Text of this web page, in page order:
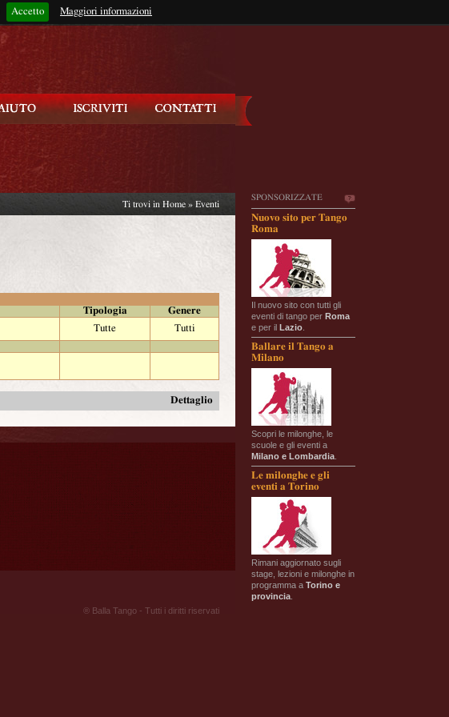
Accetto Maggiori informazioni
Rimani connesso?
SPONSORIZZATE
Nuovo sito per Tango
Roma
Il nuovo sito con tutti gli
eventi di tango per Roma
e per il Lazio
Ballare il Tango a
Milano
Scopri le milonghe, le
scuole e gli eventi a
Milano e Lombardia
Le milonghe e gli
eventi a Torino
Rimani aggiornato sugli
stage, lezioni e milonghe in
programma a Torino e
provincia
Ti trovi in Home » Eventi
Tipologia
Genere
Tutte
Tutti
Dettaglio
® Balla Tango - Tutti i diritti riservati